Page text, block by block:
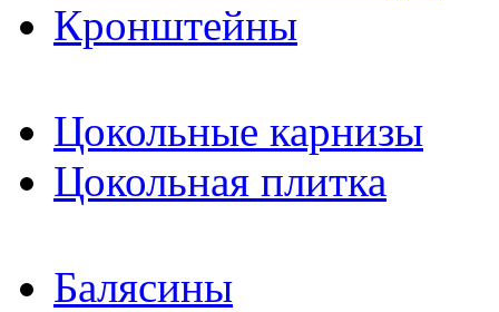
Кронштейны
Цокольные карнизы
Цокольная плитка
Балясины